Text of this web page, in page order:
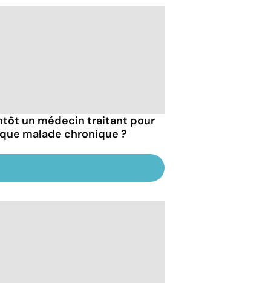
un médecin traitant pour
malade chronique ?